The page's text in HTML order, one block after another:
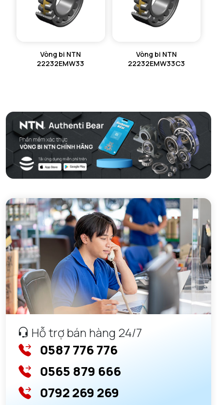
Vòng bi NTN
22232EMW33
Vòng bi NTN
22232EMW33C3
Hỗ trợ bán hàng 24/7
0587 776 776
0565 879 666
0792 269 269